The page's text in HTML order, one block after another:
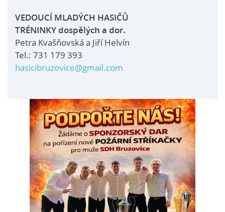
VEDOUCÍ MLADÝCH HASIČŮ
TRÉNINKY dospělých a dor.
Petra Kvašňovská a Jiří Helvín
Tel.: 731 179 393
hasicibruzovice@gmail.com